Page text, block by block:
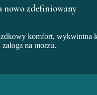
nowo zdefiniowany
komfort, wykwintna
na morzu.